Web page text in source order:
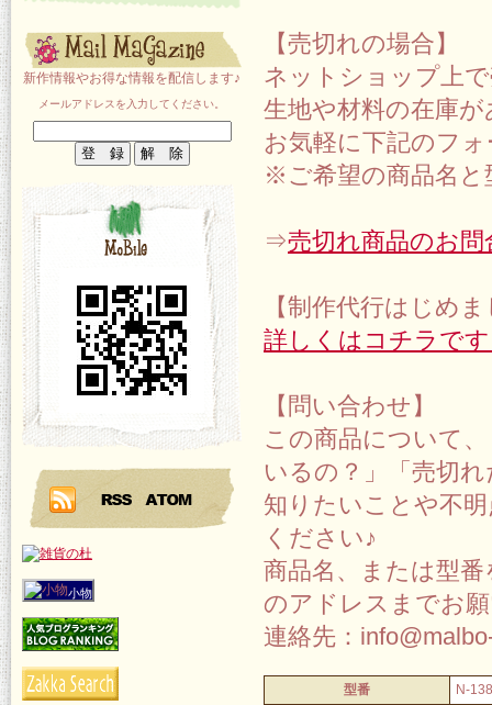
新作情報やお得な情報を配信します♪
メールアドレスを入力してください。
小物
【売切れの場合】
ネットショップ上
生地や材料の在庫
お気軽に下記のフ
※ご希望の商品名と
⇒売切れ商品のお
【制作代行はじめ
詳しくはコチラで
【問い合わせ】
この商品について
いるの？」「売切
知りたいことや不
ください♪
商品名、または型
のアドレスまでお
連絡先：
型番 N-